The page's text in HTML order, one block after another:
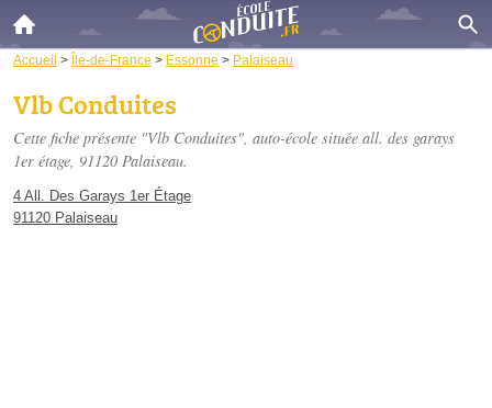
Accueil > Île-de-France > Essonne > Palaiseau
Vlb Conduites
Cette fiche présente "Vlb Conduites", auto-école située all. des garays
1er étage, 91120 Palaiseau.
4 All. Des Garays 1er Étage
91120 Palaiseau